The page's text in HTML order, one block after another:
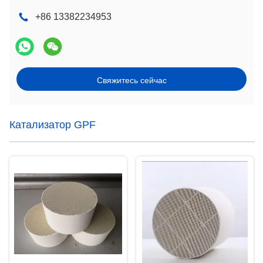
+86 13382234953
Свяжитесь сейчас
Катализатор GPF